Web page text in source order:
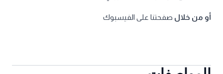
أو من خلال صفحتنا على الفيسبوك